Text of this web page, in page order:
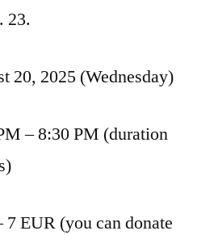
23.
20, 2025 (Wednesday)
– 8:30 PM (duration
EUR (you can donate